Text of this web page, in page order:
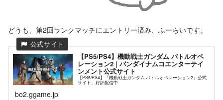
どうも、第2回ランクマッチにエントリー済み、ふーらいです。
【PS5/PS4】機動戦士ガンダム バトルオペ
レーション2 | バンダイナムコエンターテイ
ンメント公式サイト
【PS5/PS4】『機動戦士ガンダム バトルオペレーション2』公式
サイト。好評配信中
bo2.ggame.jp